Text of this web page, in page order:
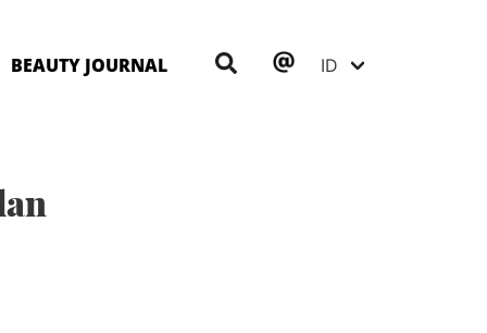
BEAUTY JOURNAL